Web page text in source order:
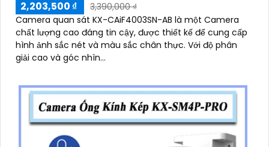
2,203,500 ₫
3,390,000 ₫
Camera quan sát KX-CAiF4003SN-AB là một Camera
chất lượng cao đáng tin cậy, được thiết kế để cung cấp
hình ảnh sắc nét và màu sắc chân thực. Với độ phân
giải cao và góc nhìn...